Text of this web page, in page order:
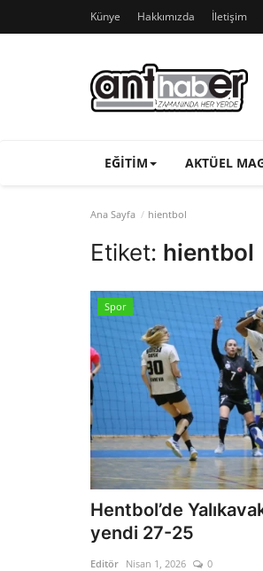
Künye Hakkımızda İletişim
EĞITIM AKTÜEL
Ana Sayfa hientbol
Etiket: hientbol
Spor
Hentbol’de
yendi 27-25
Editör Nisan 1, 2026 0